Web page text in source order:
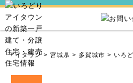
りアイタウン 宮城県 多賀城市 いろ